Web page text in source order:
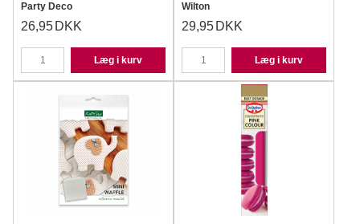
Party Deco
26,95 DKK
Læg i kurv
Wilton
29,95 DKK
Læg i kurv